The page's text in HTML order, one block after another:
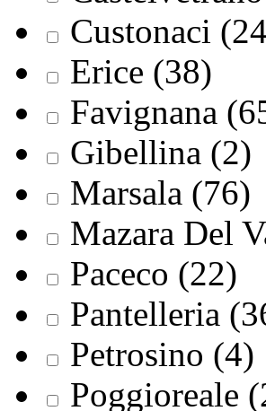
Custonaci
Erice (38)
Favignana
Gibellina (2)
Marsala (76)
Mazara Del
Paceco (22)
Pantelleria
Petrosino (4)
Poggioreale